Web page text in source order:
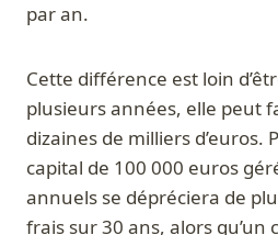
par an.
Cette différence est loin
plusieurs années, elle peut
dizaines de milliers d’euros.
capital de 100 000 euros
annuels se dépréciera de
frais sur 30 ans, alors qu’un